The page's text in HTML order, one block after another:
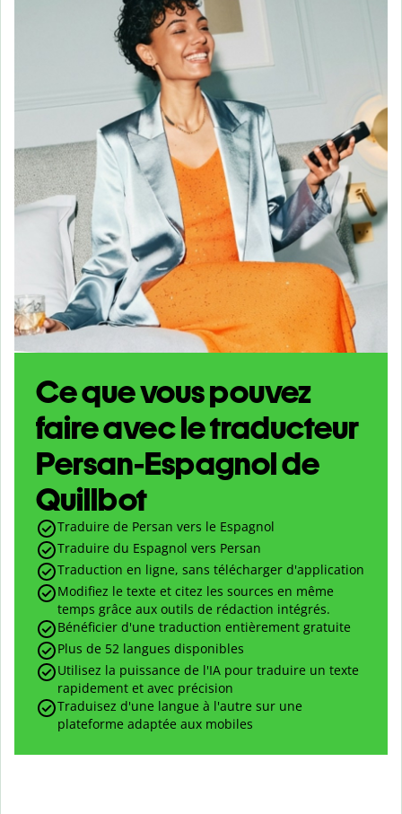
Ce que vous pouvez
faire avec le traducteur
Persan-Espagnol de
Quillbot
Traduire de Persan vers le Espagnol
Traduire du Espagnol vers Persan
Traduction en ligne, sans télécharger d'application
Modifiez le texte et citez les sources en même
temps grâce aux outils de rédaction intégrés.
Bénéficier d'une traduction entièrement gratuite
Plus de 52 langues disponibles
Utilisez la puissance de l'IA pour traduire un texte
rapidement et avec précision
Traduisez d'une langue à l'autre sur une
plateforme adaptée aux mobiles